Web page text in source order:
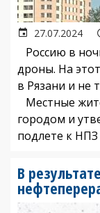
27.07.2024
Россию в
дроны. На
в Рязани и не
Местные
городом и
подлете к
В